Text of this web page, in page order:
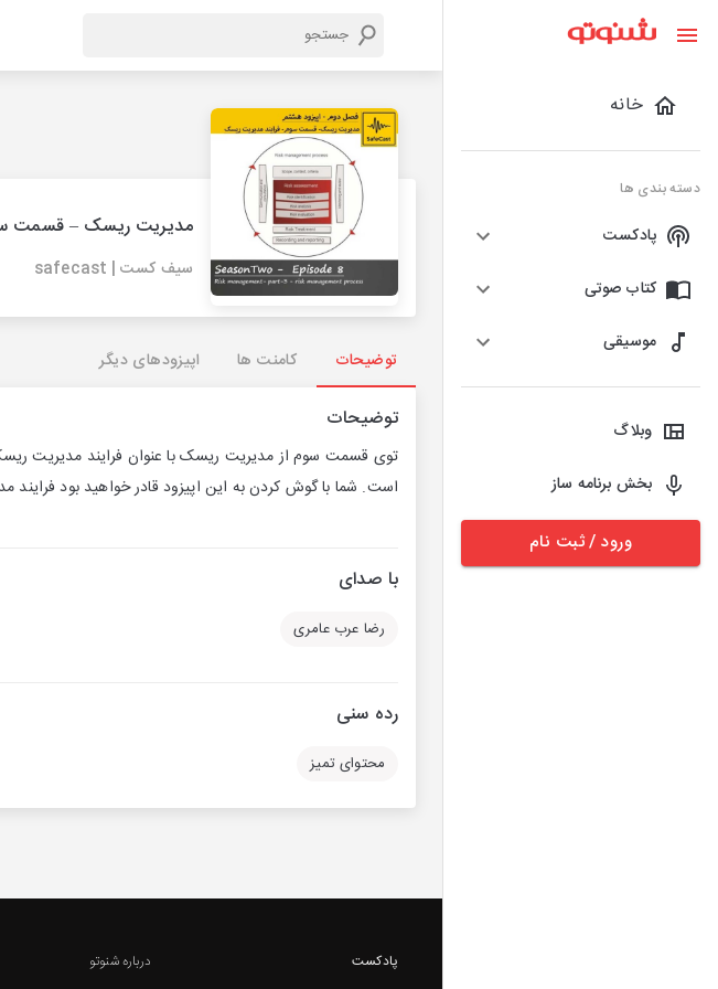
خانه
دسته بندی ها
پادکست
کتاب صوتی
موسیقی
وبلاگ
بخش برنامه ساز
ورود / ثبت نام
مدیریت ریسک – قسمت
سیف کست | safecast
توضیحات کامنت ها اپیزودهای دیگر
توضیحات
توی قسمت سوم از مدیریت ریسک با عنوان فرایند مدیریت
است. شما با گوش کردن به این اپیزود قادر خواهید بود
با صدای
رضا عرب عامری
رده سنی
محتوای تمیز
پادکست
درباره شنوتو